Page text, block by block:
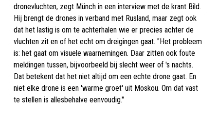
dronevluchten, zegt Münch in een interview met de krant Bild.
Hij brengt de drones in verband met Rusland, maar zegt ook
dat het lastig is om te achterhalen wie er precies achter de
vluchten zit en of het echt om dreigingen gaat. "Het probleem
is: het gaat om visuele waarnemingen. Daar zitten ook foute
meldingen tussen, bijvoorbeeld bij slecht weer of 's nachts.
Dat betekent dat het niet altijd om een echte drone gaat. En
niet elke drone is een 'warme groet' uit Moskou. Om dat vast
te stellen is allesbehalve eenvoudig."